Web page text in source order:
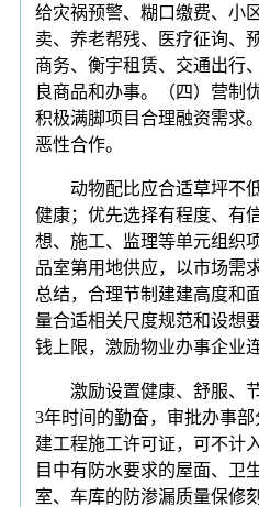
给灾祸预警、糊口缴费、小
卖、养老帮残、医疗征询、
商务、衡宇租赁、交通出行
良商品和办事。（四）营制
积极满脚项目合理融资需求
恶性合作。
动物配比应合适草坪不低
健康；优先选择有程度、有
想、施工、监理等单元组织
品室第用地供应，以市场需
总结，合理节制建建高度和
量合适相关尺度规范和设想
钱上限，激励物业办事企业
激励设置健康、舒服、节
3年时间的勤奋，审批办事
建工程施工许可证，可不计
目中有防水要求的屋面、卫
室、车库的防渗漏质量保修